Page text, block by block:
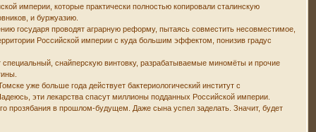
империи, которые практически полностью копировали сталинскую
и буржуазию.
государя проводят аграрную реформу, пытаясь совместить несовместимое,
Российской империи с куда большим эффектом, понизив градус
снайперскую винтовку, разрабатываемые миномёты и прочие
уже больше года действует бактериологический институт с
эти лекарства спасут миллионы подданных Российской империи.
прозябания в прошлом-будущем. Даже сына успел заделать. Значит, будет